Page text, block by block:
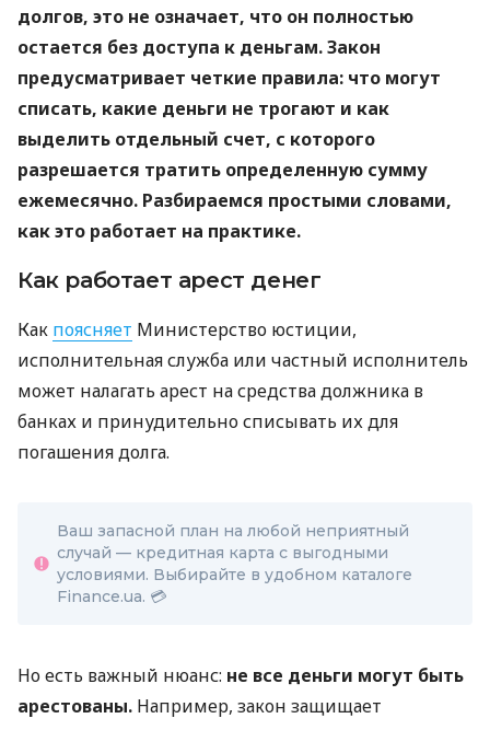
долгов, это не означает, что он полностью
остается без доступа к деньгам. Закон
предусматривает четкие правила: что могут
списать, какие деньги не трогают и как
выделить отдельный счет, с которого
разрешается тратить определенную сумму
ежемесячно. Разбираемся простыми словами,
как это работает на практике.
Как работает арест денег
Как поясняет Министерство юстиции,
исполнительная служба или частный исполнитель
может налагать арест на средства должника в
банках и принудительно списывать их для
погашения долга.
Ваш запасной план на любой неприятный
случай — кредитная карта с выгодными
условиями. Выбирайте в удобном каталоге
Finance.ua. 💳
Но есть важный нюанс: не все деньги могут быть
арестованы. Например, закон защищает